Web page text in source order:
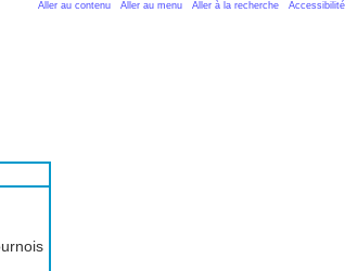
Aller au contenu Aller au menu Aller à la recherche Accessibilité